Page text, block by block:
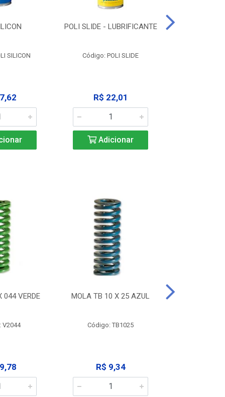
SILICON
POLI SLIDE - LUBRIFICANTE
Código: POLI SLIDE
R$ 22,01
Adicionar
044 VERDE
V2044
MOLA TB 10 X 25 AZUL
Código: TB1025
R$ 9,34